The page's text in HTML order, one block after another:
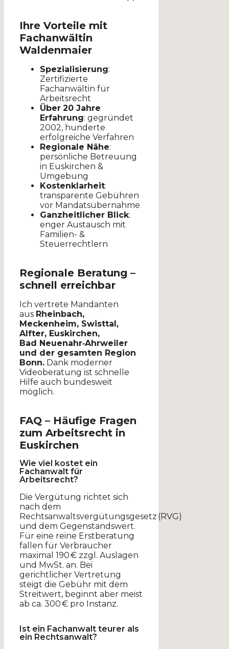
Ihre Vorteile mit
Fachanwältin
Waldenmaier
Spezialisierung:
Zertifizierte
Fachanwältin für
Arbeitsrecht
Über 20 Jahre
Erfahrung: gegründet
2002, hunderte
erfolgreiche Verfahren
Regionale Nähe:
persönliche Betreuung
in Euskirchen &
Umgebung
Kostenklarheit:
transparente Gebühren
vor Mandatsübernahme
Ganzheitlicher Blick:
enger Austausch mit
Familien- &
Steuerrechtlern
Regionale Beratung –
schnell erreichbar
Ich vertrete Mandanten
aus Rheinbach,
Meckenheim, Swisttal,
Alfter, Euskirchen,
Bad Neuenahr‑Ahrweiler
und der gesamten Region
Bonn. Dank moderner
Videoberatung ist schnelle
Hilfe auch bundesweit
möglich.
FAQ – Häufige Fragen
zum Arbeitsrecht in
Euskirchen
Wie viel kostet ein
Fachanwalt für
Arbeitsrecht?
Die Vergütung richtet sich
nach dem
Rechtsanwaltsvergütungsgesetz (RVG)
und dem Gegenstandswert.
Für eine reine Erstberatung
fallen für Verbraucher
maximal 190 € zzgl. Auslagen
und MwSt. an. Bei
gerichtlicher Vertretung
steigt die Gebühr mit dem
Streitwert, beginnt aber meist
ab ca. 300 € pro Instanz.
Ist ein Fachanwalt teurer als
ein Rechtsanwalt?